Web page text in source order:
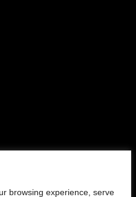
browsing experience, serve